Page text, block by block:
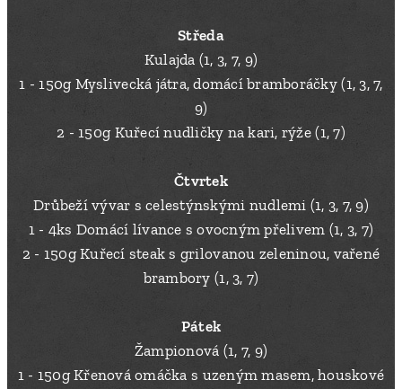
Středa
Kulajda (1, 3, 7, 9)
1 - 150g Myslivecká játra, domácí bramboráčky (1, 3, 7,
9)
2 - 150g Kuřecí nudličky na kari, rýže (1, 7)
Čtvrtek
Drůbeží vývar s celestýnskými nudlemi (1, 3, 7, 9)
1 - 4ks Domácí lívance s ovocným přelivem (1, 3, 7)
2 - 150g Kuřecí steak s grilovanou zeleninou, vařené
brambory (1, 3, 7)
Pátek
Žampionová (1, 7, 9)
1 - 150g Křenová omáčka s uzeným masem, houskové